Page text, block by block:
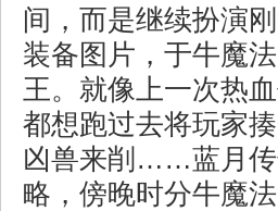
间，而是继续扮演
装备图片，于牛魔
王。就像上一次热
都想跑过去将玩家
凶兽来削……蓝月传
略，傍晚时分牛魔